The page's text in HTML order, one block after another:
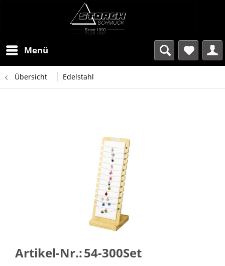
Menü
Übersicht Edelstahl
Artikel-Nr.:54-300Set